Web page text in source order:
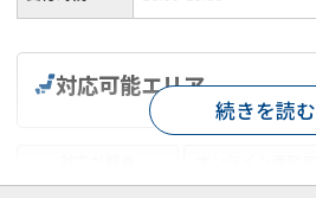
対応可能エリア
続きを読む